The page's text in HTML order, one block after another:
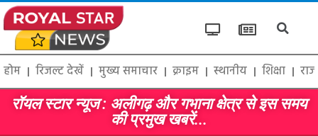
होम रिजल्ट देखें मुख्य समाचार क्राइम स्थानीय शिक्षा
रॉयल स्टार न्यूज : अलीगढ़ और गभाना क्षेत्र से इस समय
की प्रमुख खबरें...